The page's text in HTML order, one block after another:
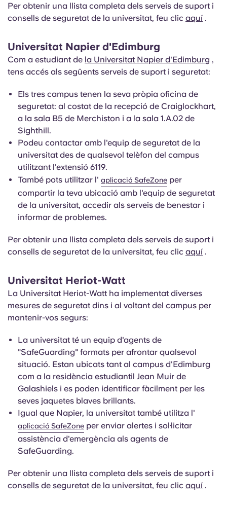
Per obtenir una llista completa dels serveis de suport i
consells de seguretat de la universitat, feu clic aquí .
Universitat Napier d'Edimburg
Com a estudiant de la Universitat Napier d'Edimburg ,
tens accés als següents serveis de suport i seguretat:
Els tres campus tenen la seva pròpia oficina de
seguretat: al costat de la recepció de Craiglockhart,
a la sala B5 de Merchiston i a la sala 1.A.02 de
Sighthill.
Podeu contactar amb l'equip de seguretat de la
universitat des de qualsevol telèfon del campus
utilitzant l'extensió 6119.
També pots utilitzar l' aplicació SafeZone per
compartir la teva ubicació amb l'equip de seguretat
de la universitat, accedir als serveis de benestar i
informar de problemes.
Per obtenir una llista completa dels serveis de suport i
consells de seguretat de la universitat, feu clic aquí .
Universitat Heriot-Watt
La Universitat Heriot-Watt ha implementat diverses
mesures de seguretat dins i al voltant del campus per
mantenir-vos segurs:
La universitat té un equip d'agents de
"SafeGuarding" formats per afrontar qualsevol
situació. Estan ubicats tant al campus d'Edimburg
com a la residència estudiantil Jean Muir de
Galashiels i es poden identificar fàcilment per les
seves jaquetes blaves brillants.
Igual que Napier, la universitat també utilitza l'
aplicació SafeZone per enviar alertes i sol·licitar
assistència d'emergència als agents de
SafeGuarding.
Per obtenir una llista completa dels serveis de suport i
consells de seguretat de la universitat, feu clic aquí .